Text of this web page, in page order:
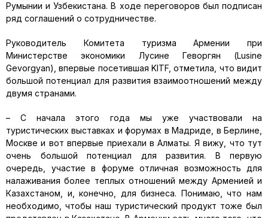
Румынии и Узбекистана. В ходе переговоров был подписан
ряд соглашений о сотрудничестве.
Руководитель Комитета туризма Армении при
Министерстве экономики Лусине Геворгян (Lusine
Gevorgyan), впервые посетившая KITF, отметила, что видит
большой потенциал для развития взаимоотношений между
двумя странами.
– С начала этого года мы уже участвовали на
туристических выставках и форумах в Мадриде, в Берлине,
Москве и вот впервые приехали в Алматы. Я вижу, что тут
очень большой потенциал для развития. В первую
очередь, участие в форуме отличная возможность для
налаживания более теплых отношений между Арменией и
Казахстаном, и, конечно, для бизнеса. Понимаю, что нам
необходимо, чтобы наш туристический продукт тоже был